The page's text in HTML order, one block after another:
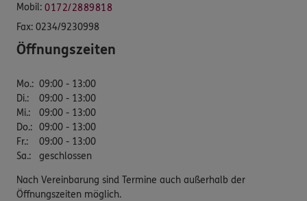
Mobil: 0172/2889818
Fax: 0234/9230998
Öffnungszeiten
Mo.: 09:00 - 13:00
Di.:
09:00 - 13:00
Mi.:
09:00 - 13:00
Do.: 09:00 - 13:00
Fr.:
09:00 - 13:00
Sa.: geschlossen
Nach Vereinbarung sind Termine auch außerhalb der
Öffnungszeiten möglich.